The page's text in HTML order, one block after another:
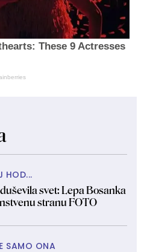
These 9 Actresses
HOD...
svet: Lepa Bosanka
stranu FOTO
SAMO ONA